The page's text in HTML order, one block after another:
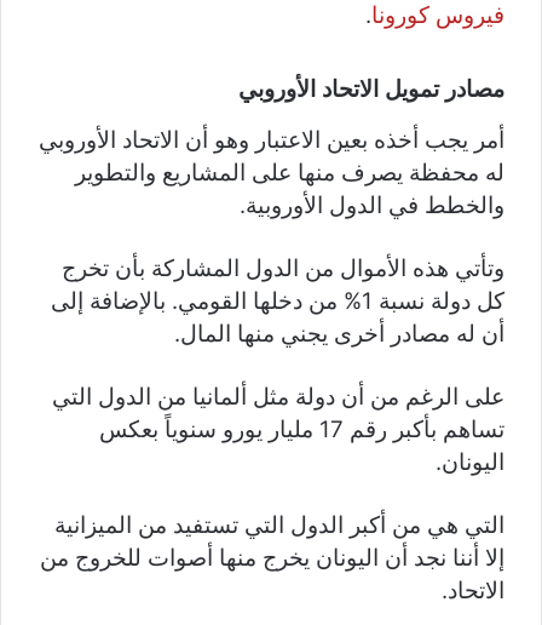
فيروس كورونا.
مصادر تمويل الاتحاد الأوروبي
أمر يجب أخذه بعين الاعتبار وهو أن الاتحاد الأوروبي
له محفظة يصرف منها على المشاريع والتطوير
والخطط في الدول الأوروبية.
وتأتي هذه الأموال من الدول المشاركة بأن تخرج
كل دولة نسبة 1% من دخلها القومي. بالإضافة إلى
أن له مصادر أخرى يجني منها المال.
على الرغم من أن دولة مثل ألمانيا من الدول التي
تساهم بأكبر رقم 17 مليار يورو سنوياً بعكس
اليونان.
التي هي من أكبر الدول التي تستفيد من الميزانية
إلا أننا نجد أن اليونان يخرج منها أصوات للخروج من
الاتحاد.